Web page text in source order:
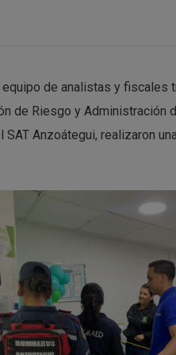
equipo de analistas y
de Riesgo y Administración
Anzoátegui, realizaron